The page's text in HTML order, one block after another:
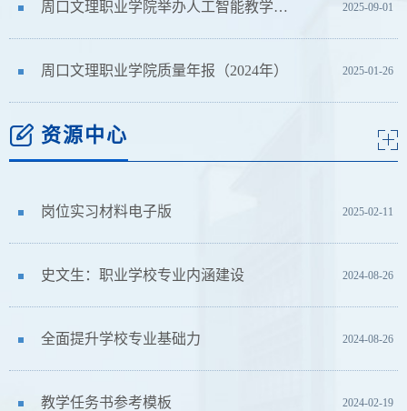
周口文理职业学院举办人工智能教学应用培训会 2025-09-01
周口文理职业学院质量年报（2024年） 2025-01-26
资源中心
岗位实习材料电子版 2025-02-11
史文生：职业学校专业内涵建设 2024-08-26
全面提升学校专业基础力 2024-08-26
教学任务书参考模板 2024-02-19